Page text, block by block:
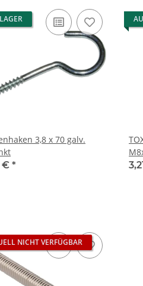
3,8 x 70 galv.
€ *
NICHT VERFÜGBAR